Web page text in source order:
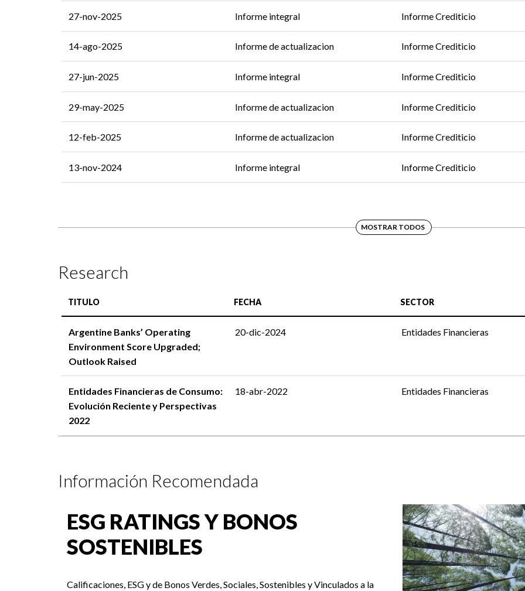
27-nov-2025 Informe integral Informe Crediticio
14-ago-2025 Informe de actualizacion Informe Crediticio
27-jun-2025 Informe integral Informe Crediticio
29-may-2025 Informe de actualizacion Informe Crediticio
12-feb-2025 Informe de actualizacion Informe Crediticio
13-nov-2024 Informe integral Informe Crediticio
MOSTRAR TODOS
Research
TITULO FECHA SECTOR
Argentine Banks’ Operating
Environment Score Upgraded;
Outlook Raised
20-dic-2024 Entidades Financieras
Entidades Financieras de Consumo:
Evolución Reciente y Perspectivas
2022
18-abr-2022 Entidades Financieras
Información Recomendada
ESG RATINGS Y BONOS
SOSTENIBLES
Calificaciones, ESG y de Bonos Verdes, Sociales, Sostenibles y Vinculados a la